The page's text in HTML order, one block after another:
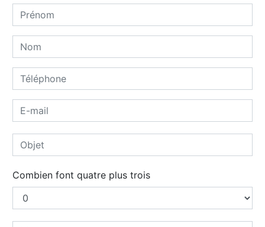
Combien font quatre plus trois